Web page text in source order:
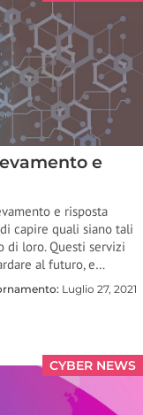
e
e risposta
capire quali siano tali
di loro. Questi servizi
al futuro, e…
Luglio 27, 2021
CYBER NEWS